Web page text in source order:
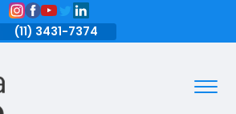
(11) 3431-7374